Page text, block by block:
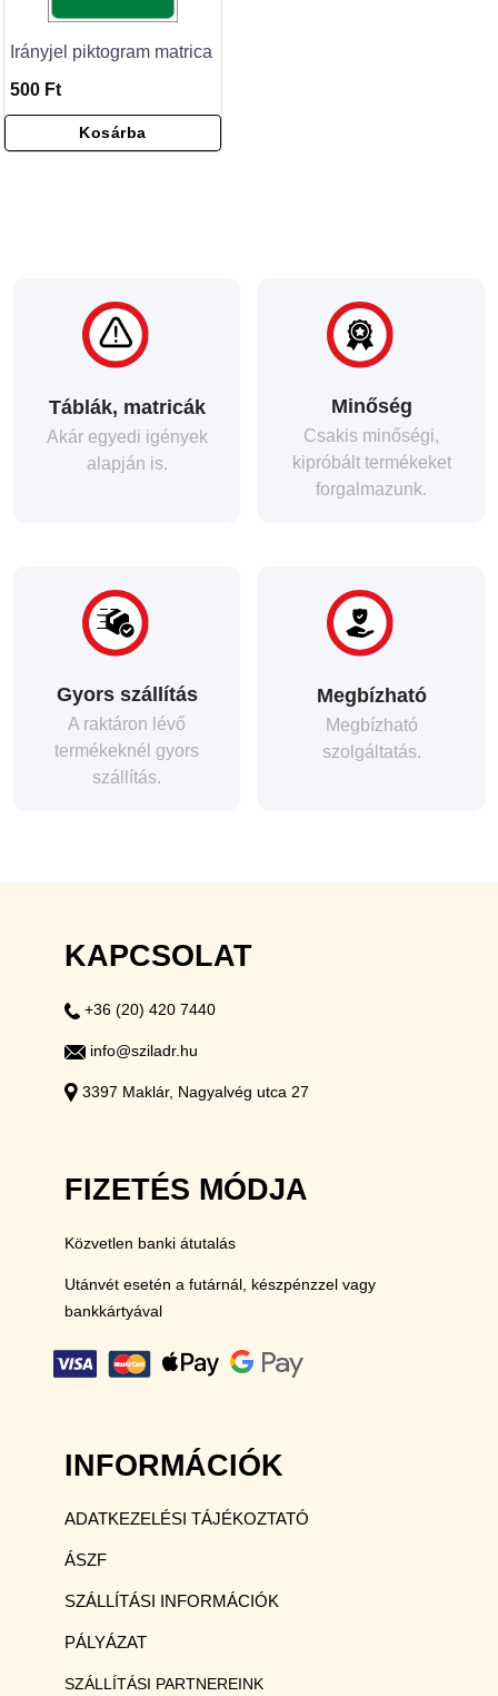
Irányjel piktogram matrica
500 Ft
Kosárba
Táblák, matricák
Akár egyedi igények
alapján is.
Minőség
Csakis minőségi,
kipróbált termékeket
forgalmazunk.
Gyors szállítás
A raktáron lévő
termékeknél gyors
szállítás.
Megbízható
Megbízható
szolgáltatás.
KAPCSOLAT
+36 (20) 420 7440
info@sziladr.hu
3397 Maklár, Nagyalvég utca 27
FIZETÉS MÓDJA
Közvetlen banki átutalás
Utánvét esetén a futárnál, készpénzzel vagy
bankkártyával
INFORMÁCIÓK
ADATKEZELÉSI TÁJÉKOZTATÓ
ÁSZF
SZÁLLÍTÁSI INFORMÁCIÓK
PÁLYÁZAT
SZÁLLÍTÁSI PARTNEREINK